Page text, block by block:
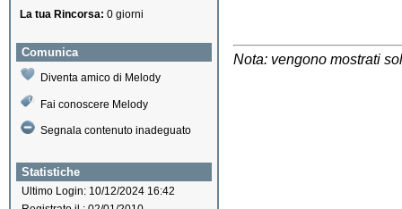
La tua Rincorsa: 0 giorni
Comunica
Diventa amico di Melody
Fai conoscere Melody
Segnala contenuto inadeguato
Statistiche
Ultimo Login: 10/12/2024 16:42
Nota: vengono mostrati